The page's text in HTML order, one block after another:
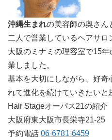
沖縄生まれの美容師の奥さん
二人で営業しているヘアサロ
大阪のミナミの理容室で15
業しました。
基本を大切にしながら、好奇
れて進化を続けていきたいと
Hair Stageオーパス21の紹介
大阪府東大阪市長栄寺21-25
予約電話 06-6781-6459